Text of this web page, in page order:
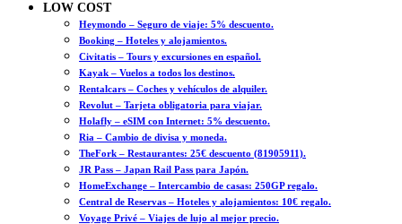
LOW COST
Heymondo – Seguro de viaje: 5% descuento.
Booking – Hoteles y alojamientos.
Civitatis – Tours y excursiones en español.
Kayak – Vuelos a todos los destinos.
Rentalcars – Coches y vehículos de alquiler.
Revolut – Tarjeta obligatoria para viajar.
Holafly – eSIM con Internet: 5% descuento.
Ria – Cambio de divisa y moneda.
TheFork – Restaurantes: 25€ descuento (81905911).
JR Pass – Japan Rail Pass para Japón.
HomeExchange – Intercambio de casas: 250GP regalo.
Central de Reservas – Hoteles y alojamientos: 10€ regalo.
Voyage Privé – Viajes de lujo al mejor precio.